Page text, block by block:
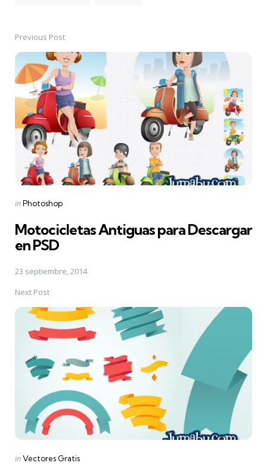
Post
navigation
Previous Post
Posted
inPhotoshop
Motocicletas Antiguas para Descargar
en PSD
23 septiembre, 2014
Next Post
Posted
inVectores Gratis